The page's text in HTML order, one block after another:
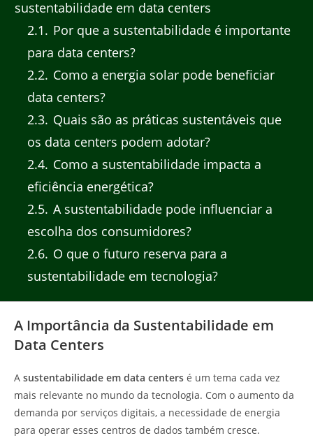
sustentabilidade em data centers
2.1
Por que a sustentabilidade é importante
para data centers?
2.2 Como a energia solar pode beneficiar
data centers?
2.3 Quais são as práticas sustentáveis que
os data centers podem adotar?
2.4 Como a sustentabilidade impacta a
eficiência energética?
2.5 A sustentabilidade pode influenciar a
escolha dos consumidores?
2.6 O que o futuro reserva para a
sustentabilidade em tecnologia?
A Importância da Sustentabilidade em
Data Centers
A sustentabilidade em data centers é um tema cada vez
mais relevante no mundo da tecnologia. Com o aumento da
demanda por serviços digitais, a necessidade de energia
para operar esses centros de dados também cresce.